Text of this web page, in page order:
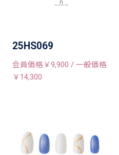
25HS069
会員価格￥9,900 / 一般価格
￥14,300